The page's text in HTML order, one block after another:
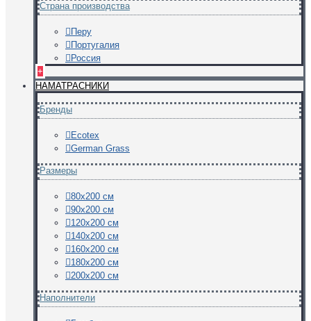
Страна производства
Перу
Португалия
Россия
+
НАМАТРАСНИКИ
Бренды
Ecotex
German Grass
Размеры
80х200 см
90х200 см
120х200 см
140х200 см
160х200 см
180х200 см
200х200 см
Наполнители